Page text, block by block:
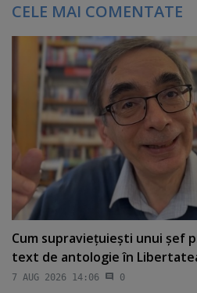
CELE MAI COMENTATE
Cum supravieţuieşti unui şef
text de antologie în
7 AUG 2026 14:06 0